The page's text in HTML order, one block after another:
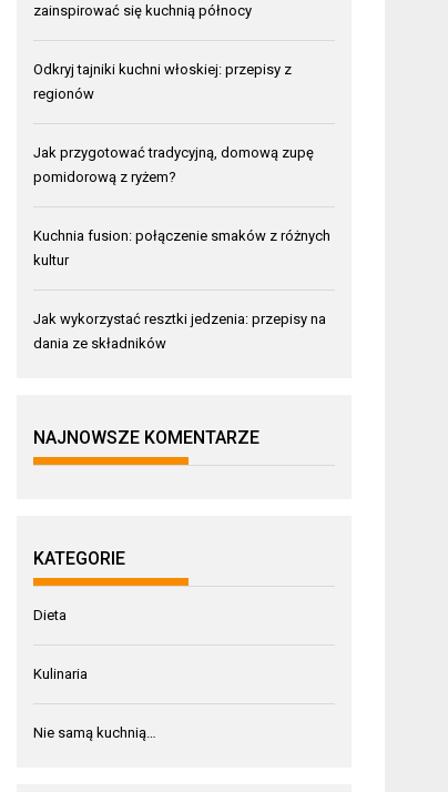
zainspirować się kuchnią północy
Odkryj tajniki kuchni włoskiej: przepisy z
regionów
Jak przygotować tradycyjną, domową zupę
pomidorową z ryżem?
Kuchnia fusion: połączenie smaków z różnych
kultur
Jak wykorzystać resztki jedzenia: przepisy na
dania ze składników
NAJNOWSZE KOMENTARZE
KATEGORIE
Dieta
Kulinaria
Nie samą kuchnią…